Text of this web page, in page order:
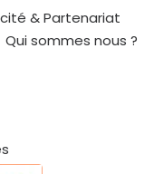
& Partenariat
Qui sommes nous ?